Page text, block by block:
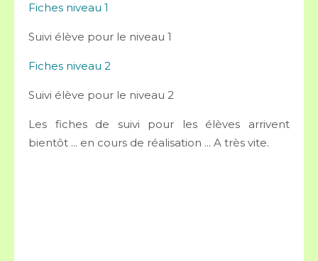
Fiches niveau 1
Suivi élève pour le niveau 1
Fiches niveau 2
Suivi élève pour le niveau 2
Les fiches de suivi pour les élèves arrivent
bientôt ... en cours de réalisation ... A très vite.